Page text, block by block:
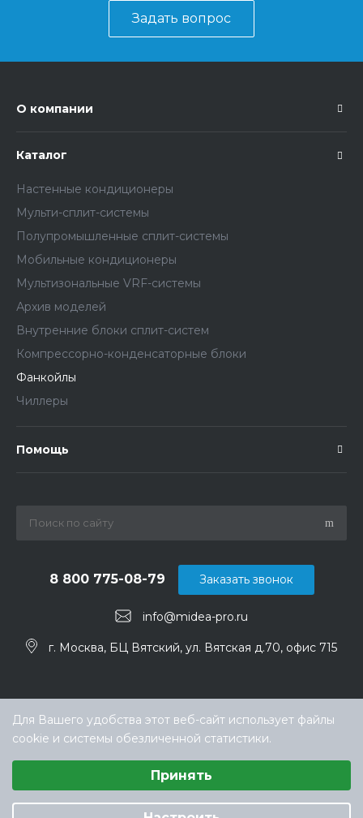
Задать вопрос
О компании
Каталог
Настенные кондиционеры
Мульти-сплит-системы
Полупромышленные сплит-системы
Мобильные кондиционеры
Мультизональные VRF-системы
Архив моделей
Внутренние блоки сплит-систем
Компрессорно-конденсаторные блоки
Фанкойлы
Чиллеры
Помощь
info@midea-pro.ru
8 800 775-08-79
г. Москва, БЦ Вятский, ул. Вятская д.70, офис 715
Заказать звонок
дилер Midea в России
Для Вашего удобства этот веб-сайт использует файлы
cookie и системы обезличенной статистики.
Принять